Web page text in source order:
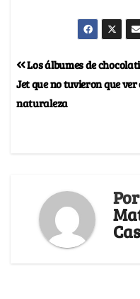
Los álbumes de
Jet que no tuvieron que ver
naturaleza
Por